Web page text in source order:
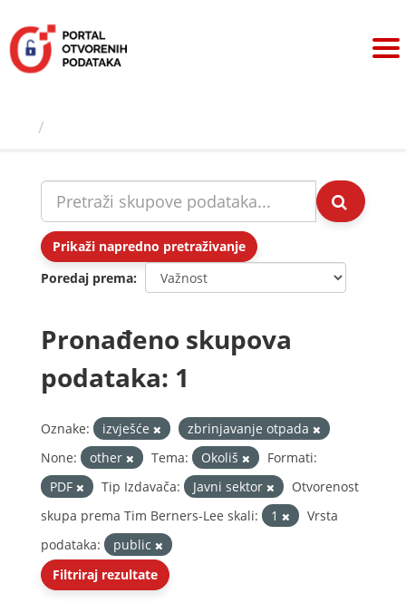
sadržaj
Prikaži napredno pretraživanje
Poredaj prema
Pronađeno skupova
podataka: 1
Oznake: izvješće
zbrinjavanje otpada
None:
other Tema: Okoliš
Formati:
PDF
Tip Izdavača: Javni sektor
Otvorenost
skupa prema Tim Berners-Lee skali:
1
Vrsta
podataka:
public
Filtriraj rezultate